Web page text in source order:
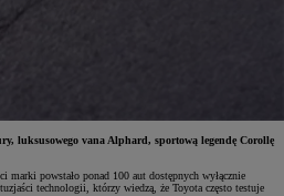
luksusowego vana Alphard, sportową legendę Corollę
powstało ponad 100 aut dostępnych wyłącznie
technologii, którzy wiedzą, że Toyota często testuje